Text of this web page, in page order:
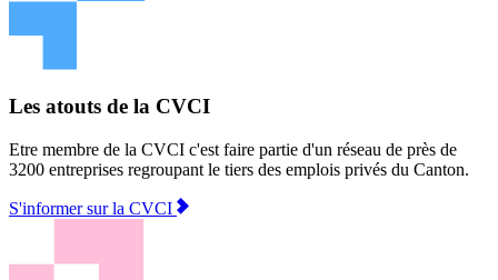
Les atouts de la CVCI
Etre membre de la CVCI c'est faire partie d'un réseau de près de
3200 entreprises regroupant le tiers des emplois privés du Canton.
S'informer sur la CVCI